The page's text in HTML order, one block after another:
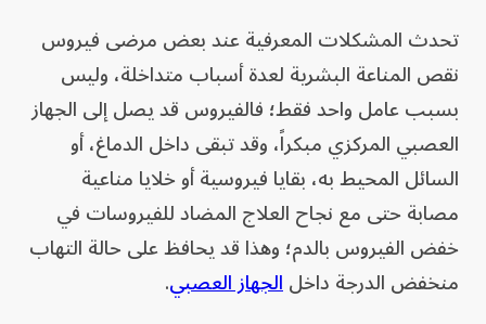
تحدث المشكلات المعرفية عند بعض مرضى فيروس
نقص المناعة البشرية لعدة أسباب متداخلة، وليس
بسبب عامل واحد فقط؛ فالفيروس قد يصل إلى الجهاز
العصبي المركزي مبكراً، وقد تبقى داخل الدماغ، أو
السائل المحيط به، بقايا فيروسية أو خلايا مناعية
مصابة حتى مع نجاح العلاج المضاد للفيروسات في
خفض الفيروس بالدم؛ وهذا قد يحافظ على حالة التهاب
منخفض الدرجة داخلالجهاز العصبي.